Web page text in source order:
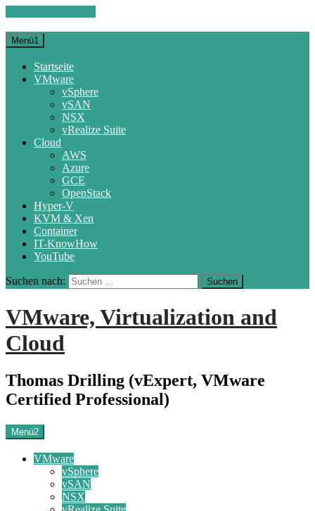
Menü1
Startseite
VMware
vSphere
vSAN
NSX
vRealize Suite
Cloud
AWS
Azure
GCE
OpenStack
Hyper-V
KVM & Xen
Container
IT-KnowHow
YouTube
Suchen nach:
VMware, Virtualization and
Cloud
Thomas Drilling (vExpert, VMware
Certified Professional)
Menü2
VMware
vSphere
vSAN
NSX